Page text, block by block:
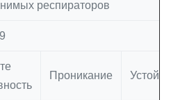
респираторов
Проникание